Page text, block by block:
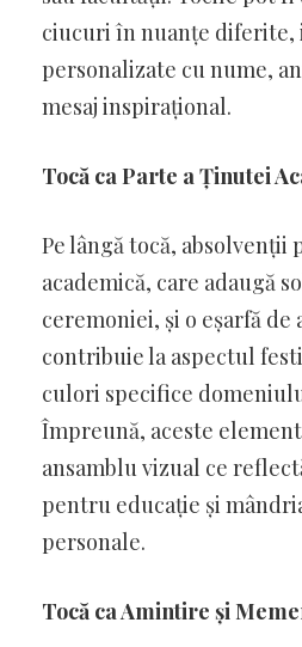
ciucuri în nuanțe diferite,
personalizate cu nume,
mesaj inspirațional.
Tocă ca Parte a Ținutei
Pe lângă tocă, absolvenții
academică, care adaugă
ceremoniei, și o eșarfă de
contribuie la aspectul
culori specifice
Împreună, aceste
ansamblu vizual ce
pentru educație și
personale.
Tocă ca Amintire și